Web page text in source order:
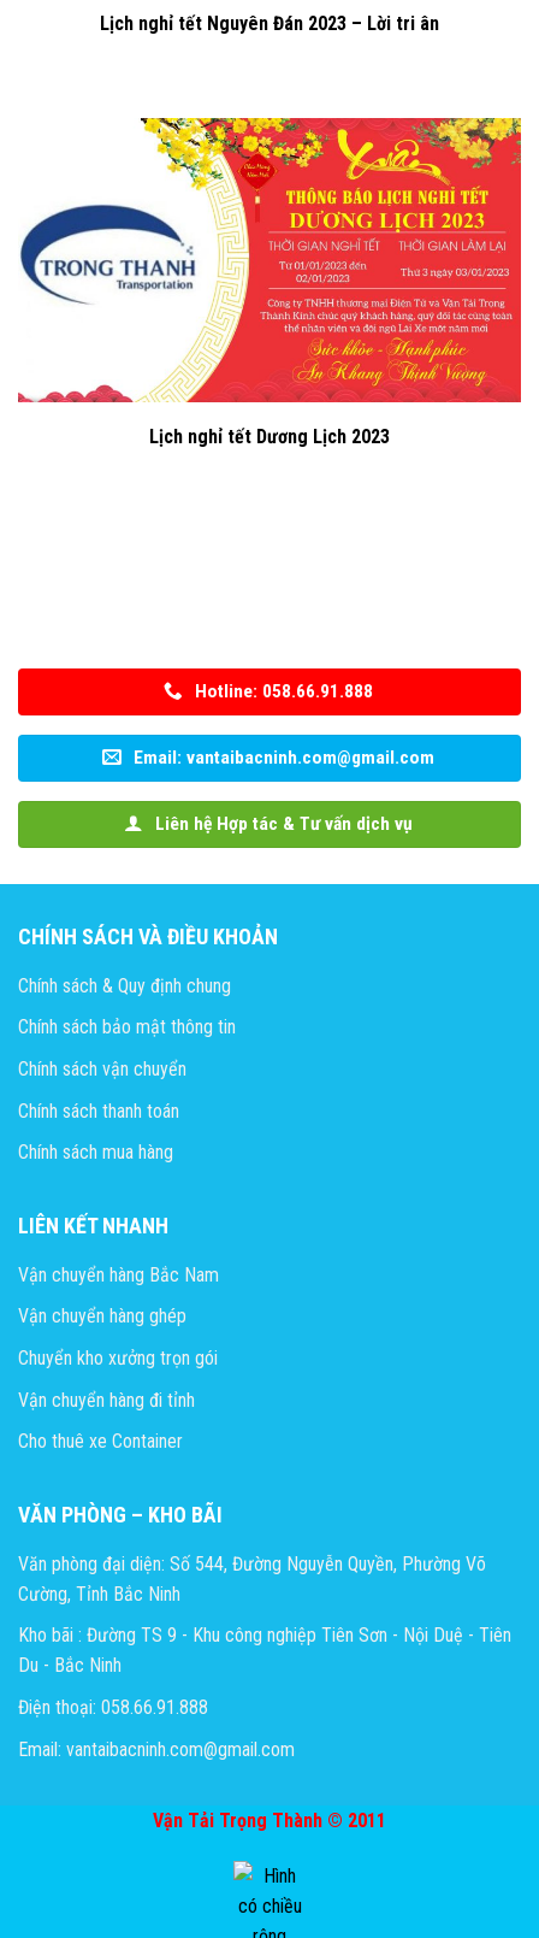
Lịch nghỉ tết Nguyên Đán 2023 – Lời tri ân
Lịch nghỉ tết Dương Lịch 2023
Hotline: 058.66.91.888
Email: vantaibacninh.com@gmail.com
Liên hệ Hợp tác & Tư vấn dịch vụ
CHÍNH SÁCH VÀ ĐIỀU KHOẢN
Chính sách & Quy định chung
Chính sách bảo mật thông tin
Chính sách vận chuyển
Chính sách thanh toán
Chính sách mua hàng
LIÊN KẾT NHANH
Vận chuyển hàng Bắc Nam
Vận chuyển hàng ghép
Chuyển kho xưởng trọn gói
Vận chuyển hàng đi tỉnh
Cho thuê xe Container
VĂN PHÒNG – KHO BÃI
Văn phòng đại diện: Số 544, Đường Nguyễn Quyền, Phường Võ
Cường, Tỉnh Bắc Ninh
Kho bãi : Đường TS 9 - Khu công nghiệp Tiên Sơn - Nội Duệ - Tiên
Du - Bắc Ninh
Điện thoại: 058.66.91.888
Email: vantaibacninh.com@gmail.com
Vận Tải Trọng Thành © 2011